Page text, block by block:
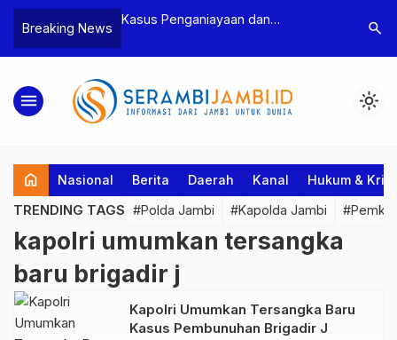
Breaking News
Bea Cukai
Pelaku beserta
dan 146 Gram
Kasus Penganiayaan dan
Tebo Tetapkan Dua Tersangka
Polres
Dua
search
menu light_mode
home Nasional Berita Daerah Kanal Hukum &
TRENDING TAGS #Polda Jambi #Kapolda Jambi
kapolri umumkan tersangka
baru brigadir j
Kapolri Umumkan Tersangka Baru
Kasus Pembunuhan Brigadir J